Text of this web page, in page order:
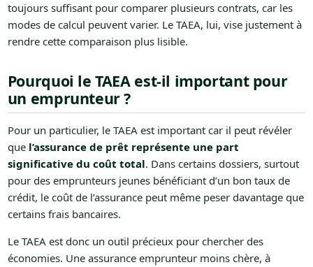
toujours suffisant pour comparer plusieurs contrats, car les
modes de calcul peuvent varier. Le TAEA, lui, vise justement à
rendre cette comparaison plus lisible.
Pourquoi le TAEA est-il important pour
un emprunteur ?
Pour un particulier, le TAEA est important car il peut révéler
que l’assurance de prêt représente une part
significative du coût total. Dans certains dossiers, surtout
pour des emprunteurs jeunes bénéficiant d’un bon taux de
crédit, le coût de l’assurance peut même peser davantage que
certains frais bancaires.
Le TAEA est donc un outil précieux pour chercher des
économies. Une assurance emprunteur moins chère, à